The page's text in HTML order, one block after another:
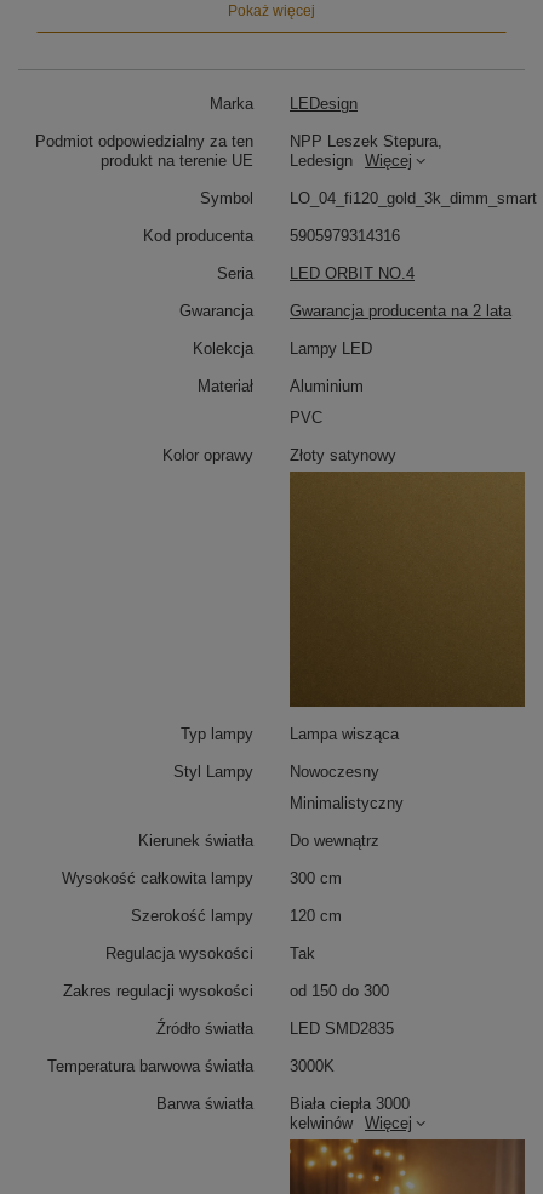
Imponująca kompozycja czterech ringów LED
lampa wisząca LED, która zachwyca swoją formą i
efektowną kompozycję idealną do wysokich
sprawdzi się nad dużym stołem w jadalni, w
Ciepłe światło 3000K
Wbudowane moduły LED emitują ciepłe światło 3000K –
idealne do relaksu i tworzenia przytulnej atmosfery.
Barwa ta podkreśla elegancję wnętrza i sprzyja
Pokaż więcej
Marka LEDesign
Podmiot odpowiedzialny za ten
produkt na terenie UE
NPP Leszek Stepura,
Ledesign
Więcej
Symbol LO_04_fi120_gold_3k_dimm_smart
Kod producenta 5905979314316
Seria LED ORBIT NO.4
Gwarancja Gwarancja producenta na 2 lata
Kolekcja Lampy LED
Materiał
Aluminium
PVC
Kolor oprawy Złoty satynowy
Typ lampy Lampa wisząca
Styl Lampy
Nowoczesny
Minimalistyczny
Kierunek światła Do wewnątrz
Wysokość całkowita lampy 300 cm
Szerokość lampy 120 cm
Regulacja wysokości Tak
Zakres regulacji wysokości od 150 do 300
Źródło światła LED SMD2835
Temperatura barwowa światła 3000K
Barwa światła
Biała ciepła 3000
kelwinów
Więcej